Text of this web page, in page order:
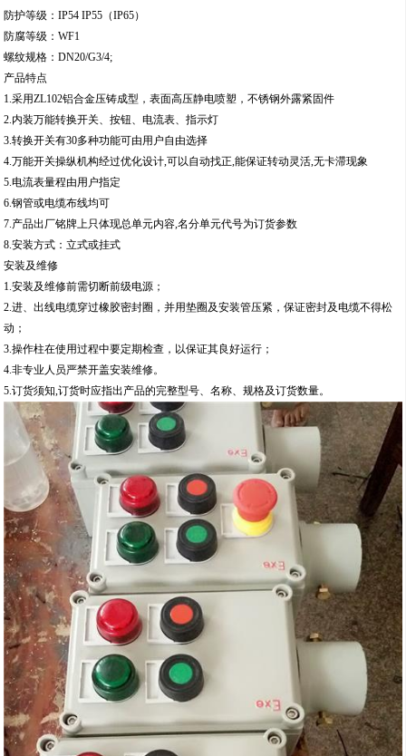
防护等级：IP54 IP55（IP65）
防腐等级：WF1
螺纹规格：DN20/G3/4;
产品特点
1.采用ZL102铝合金压铸成型，表面高压静电喷塑，不锈钢外露紧固件
2.内装万能转换开关、按钮、电流表、指示灯
3.转换开关有30多种功能可由用户自由选择
4.万能开关操纵机构经过优化设计,可以自动找正,能保证转动灵活,无卡滞现象
5.电流表量程由用户指定
6.钢管或电缆布线均可
7.产品出厂铭牌上只体现总单元内容,名分单元代号为订货参数
8.安装方式：立式或挂式
安装及维修
1.安装及维修前需切断前级电源；
2.进、出线电缆穿过橡胶密封圈，并用垫圈及安装管压紧，保证密封及电缆不得松
动；
3.操作柱在使用过程中要定期检查，以保证其良好运行；
4.非专业人员严禁开盖安装维修。
5.订货须知,订货时应指出产品的完整型号、名称、规格及订货数量。